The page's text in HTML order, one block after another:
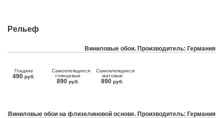
Рельеф
Виниловые обои. Производитель: Германия
Гладкие
490 руб.
Самоклеящиеся
глянцевые
890 руб.
Самоклеящиеся
матовые
890 руб.
Виниловые обои на флизелиновой основе. Производитель: Германия